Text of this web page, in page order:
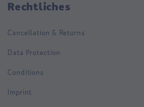
Rechtliches
Cancellation & Returns
Data Protection
Conditions
Imprint